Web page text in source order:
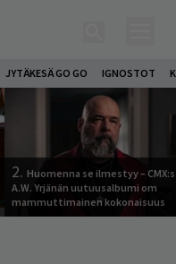
JYTÄKESÄ GO GO IGNOSTOT
2. Huomenna se ilmestyy –
A.W. Yrjänän uutuusalbumi om
mammuttimainen kokonaisuus